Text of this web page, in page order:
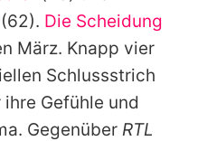
Promiflash
(62). Die Scheidung
März. Knapp vier
Schlussstrich
Gefühle und
Gegenüber RTL